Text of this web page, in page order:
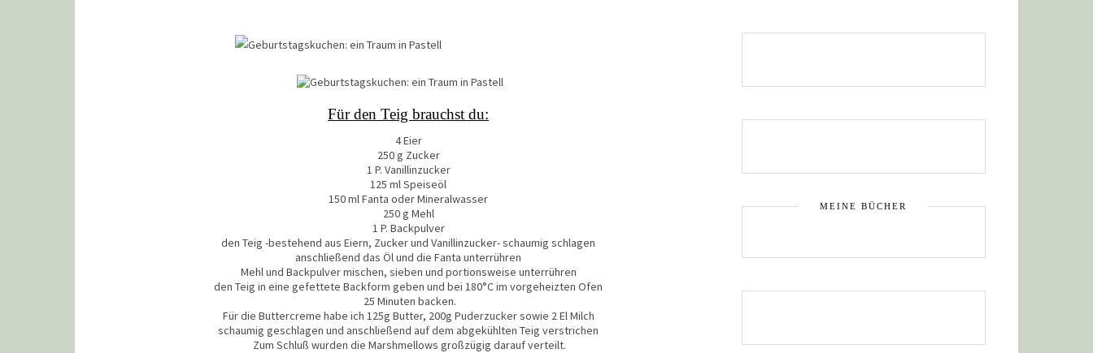
Für den Teig brauchst du:
4 Eier
250 g Zucker
1 P. Vanillinzucker
125 ml Speiseöl
150 ml Fanta oder Mineralwasser
250 g Mehl
1 P. Backpulver
den Teig -bestehend aus Eiern, Zucker und Vanillinzucker- schaumig schlagen
anschließend das Öl und die Fanta unterrühren
Mehl und Backpulver mischen, sieben und portionsweise unterrühren
den Teig in eine gefettete Backform geben und bei 180°C im vorgeheizten Ofen
25 Minuten backen.
Für die Buttercreme habe ich 125g Butter, 200g Puderzucker sowie 2 El Milch
schaumig geschlagen und anschließend auf dem abgekühlten Teig verstrichen
Zum Schluß wurden die Marshmellows großzügig darauf verteilt.
MEINE BÜCHER